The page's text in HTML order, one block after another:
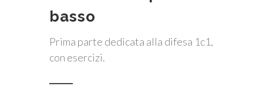
basso
Prima parte dedicata alla difesa 1c1,
con esercizi.